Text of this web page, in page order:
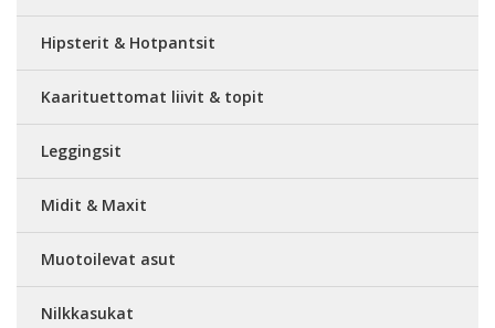
Hipsterit & Hotpantsit
Kaarituettomat liivit & topit
Leggingsit
Midit & Maxit
Muotoilevat asut
Nilkkasukat